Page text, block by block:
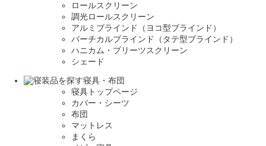
ロールスクリーン
調光ロールスクリーン
アルミブラインド（ヨコ型ブラインド）
バーチカルブラインド（タテ型ブラインド）
ハニカム・プリーツスクリーン
シェード
寝具・布団
寝具トップページ
カバー・シーツ
布団
マットレス
まくら